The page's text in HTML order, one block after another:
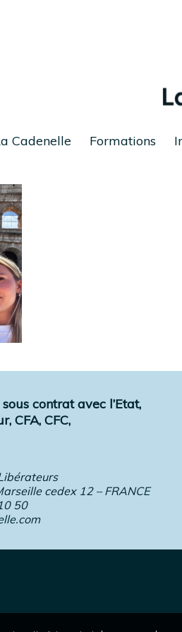
Cadenelle Formations
contrat avec l’Etat,
CFA, CFC,
cedex 12 – FRANCE
50